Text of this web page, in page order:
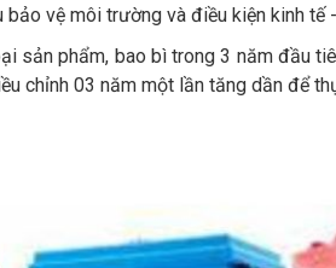
vệ môi trường và điều kiện kinh tế
sản phẩm, bao bì trong 3 năm
chỉnh 03 năm một lần tăng dần để